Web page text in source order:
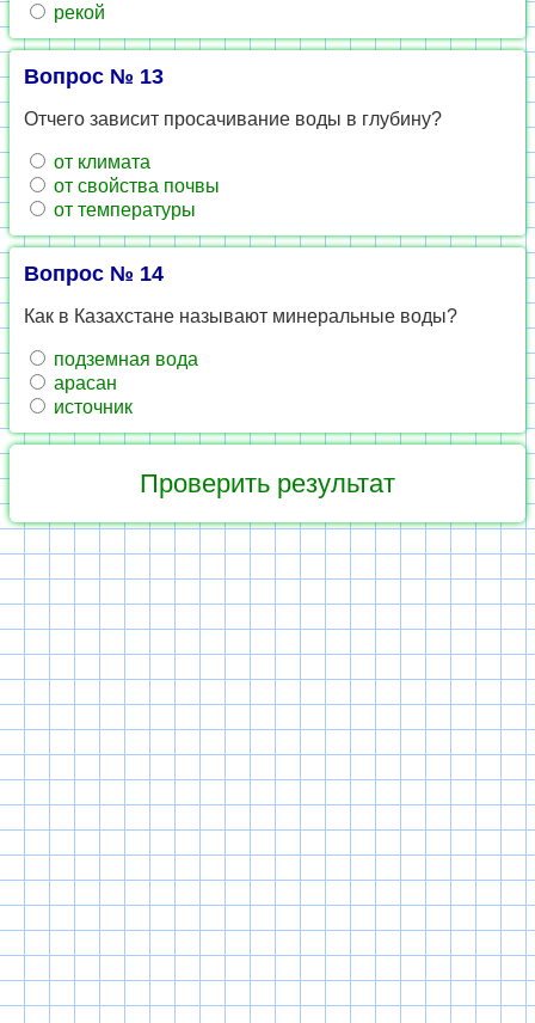
рекой
Вопрос № 13
Отчего зависит просачивание воды в глубину?
от климата
от свойства почвы
от температуры
Вопрос № 14
Как в Казахстане называют минеральные воды?
подземная вода
арасан
источник